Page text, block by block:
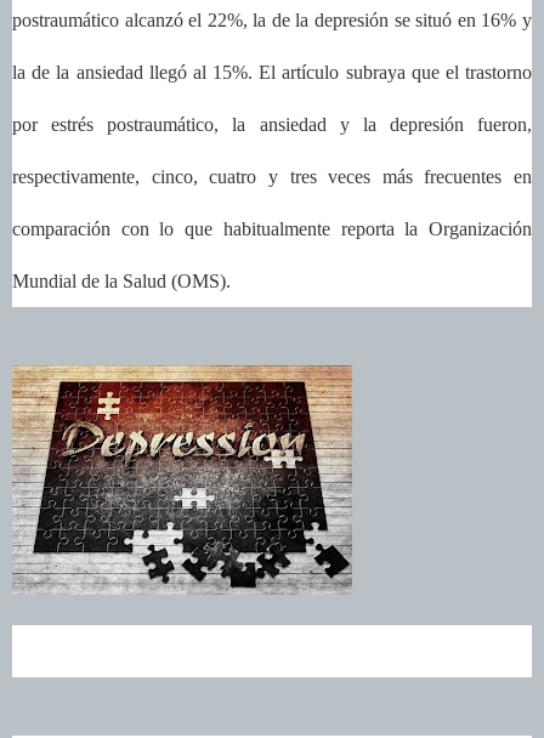
postraumático alcanzó el 22%, la de la depresión se situó en 16% y
la de la ansiedad llegó al 15%. El artículo subraya que el trastorno
por estrés postraumático, la ansiedad y la depresión fueron,
respectivamente, cinco, cuatro y tres veces más frecuentes en
comparación con lo que habitualmente reporta la Organización
Mundial de la Salud (OMS).